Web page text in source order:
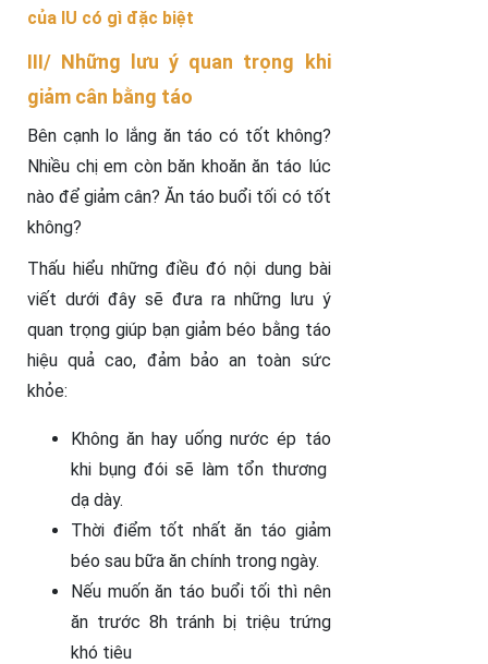
của IU có gì đặc biệt
III/ Những lưu ý quan trọng khi
giảm cân bằng táo
Bên cạnh lo lắng ăn táo có tốt không?
Nhiều chị em còn băn khoăn ăn táo lúc
nào để giảm cân? Ăn táo buổi tối có tốt
không?
Thấu hiểu những điều đó nội dung bài
viết dưới đây sẽ đưa ra những lưu ý
quan trọng giúp bạn giảm béo bằng táo
hiệu quả cao, đảm bảo an toàn sức
khỏe:
Không ăn hay uống nước ép táo
khi bụng đói sẽ làm tổn thương
dạ dày.
Thời điểm tốt nhất ăn táo giảm
béo sau bữa ăn chính trong ngày.
Nếu muốn ăn táo buổi tối thì nên
ăn trước 8h tránh bị triệu trứng
khó tiêu